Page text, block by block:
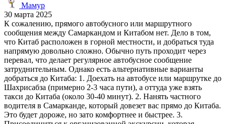
Мамур
30 марта 2025
К сожалению, прямого автобусного или маршрутного
сообщения между Самаркандом и Китабом нет. Дело в том,
что Китаб расположен в горной местности, и добраться туда
напрямую довольно сложно. Обычно путь проходит через
перевал, что делает регулярное автобусное сообщение
затруднительным. Однако есть альтернативные варианты
добраться до Китаба: 1. Доехать на автобусе или маршрутке до
Шахрисабза (примерно 2-3 часа пути), а оттуда уже взять
такси до Китаба (около 30-40 минут). 2. Нанять частного
водителя в Самарканде, который довезет вас прямо до Китаба.
Это будет дороже, но зато комфортнее и быстрее. 3.